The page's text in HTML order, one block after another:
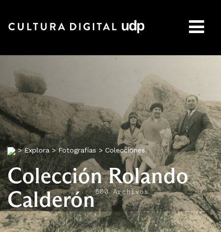
>Explora>Fotografías > Colecciones
Colección Rolando
Calderón500 Archivos